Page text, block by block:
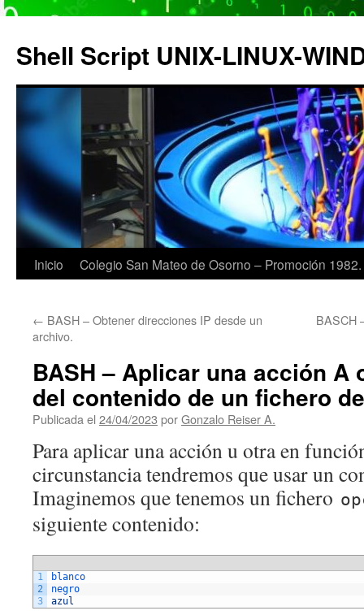
contenido
Shell Script UNIX-LINUX-
Inicio Colegio San Mateo de Osorno – Promoción 1982.
← BASH – Obtener direcciones IP desde un
archivo.
BASCH
BASH – Aplicar una acción A
del contenido de un fichero
Publicada el 24/04/2023 porGonzalo Reiser A.
Para aplicar una acción u otra en
circunstancia tendremos que usar un
Imaginemos que tenemos un fichero
siguiente contenido:
1
2
3
blanco
negro
azul